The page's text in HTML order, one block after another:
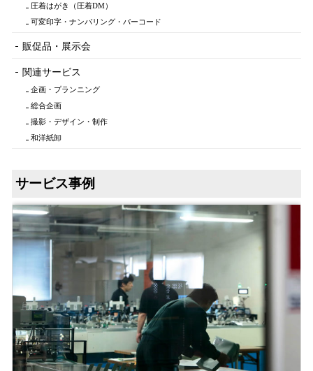
圧着はがき（圧着DM）
可変印字・ナンバリング・バーコード
販促品・展示会
関連サービス
企画・プランニング
総合企画
撮影・デザイン・制作
和洋紙卸
サービス事例